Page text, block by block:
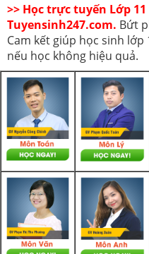
>> Học trực tuyến Lớp
Tuyensinh247.com. Bứt
Cam kết giúp học sinh
nếu học không hiệu quả.